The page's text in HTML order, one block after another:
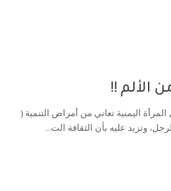
الألم !!
المرأة اليمنية تعاني من أمراض التنمية (
وتزيد عليه بأن الثقافة الت...